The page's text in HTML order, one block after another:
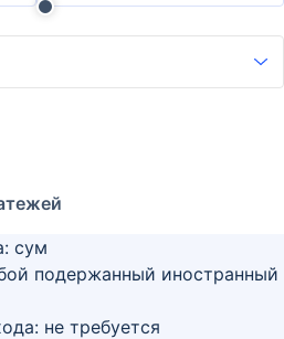
сум
подержанный иностранный
не требуется